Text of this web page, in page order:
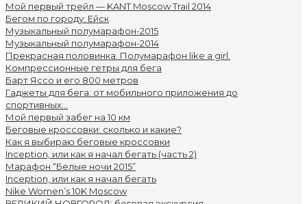
Мой первый трейл — KANT Moscow Trail 2014
Бегом по городу: Ейск
Музыкальный полумарафон-2015
Музыкальный полумарафон-2014
Прекрасная половинка. Полумарафон like a girl.
Компрессионные гетры для бега
Барт Яссо и его 800 метров
Гаджеты для бега: от мобильного приложения до
спортивных...
Мой первый забег на 10 км
Беговые кроссовки: сколько и какие?
Как я выбираю беговые кроссовки
Inception, или как я начал бегать (часть 2)
Марафон “Белые ночи 2015”
Inception, или как я начал бегать
Nike Women’s 10K Moscow